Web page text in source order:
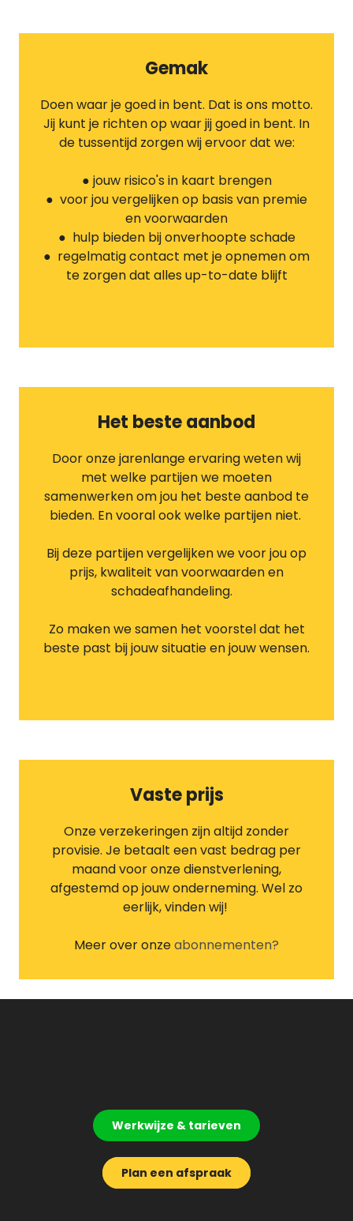
Gemak
Doen waar je goed in bent. Dat is ons motto.
Jij kunt je richten op waar jij goed in bent. In
de tussentijd zorgen wij ervoor dat we:
● jouw risico's in kaart brengen
● voor jou vergelijken op basis van premie
en voorwaarden
● hulp bieden bij onverhoopte schade
● regelmatig contact met je opnemen om
te zorgen dat alles up-to-date blijft
Het beste aanbod
Door onze jarenlange ervaring weten wij
met welke partijen we moeten
samenwerken om jou het beste aanbod te
bieden. En vooral ook welke partijen niet.
Bij deze partijen vergelijken we voor jou op
prijs, kwaliteit van voorwaarden en
schadeafhandeling.
Zo maken we samen het voorstel dat het
beste past bij jouw situatie en jouw wensen.
Vaste prijs
Onze verzekeringen zijn altijd zonder
provisie. Je betaalt een vast bedrag per
maand voor onze dienstverlening,
afgestemd op jouw onderneming. Wel zo
eerlijk, vinden wij!
Meer over onzeabonnementen?
Werkwijze & tarieven
Plan een afspraak